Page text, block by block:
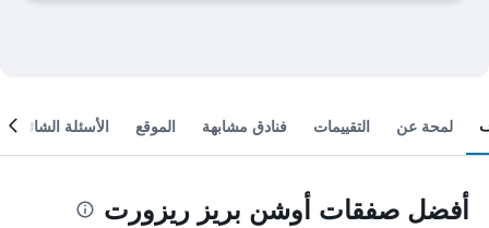
لمحة عن التقييمات فنادق مشابهة الموقع الأسئلة الشائعة
أفضل صفقات أوشن بريز ريزورت